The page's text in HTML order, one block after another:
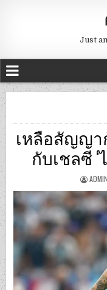
Just
เหลือสัญญ
กับเชลซี